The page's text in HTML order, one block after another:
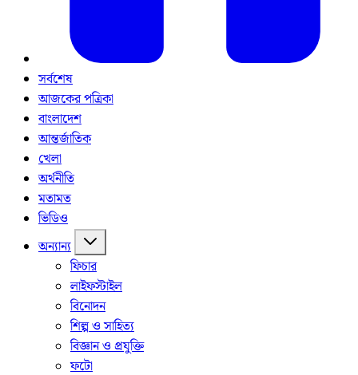
সর্বশেষ
আজকের পত্রিকা
বাংলাদেশ
আন্তর্জাতিক
খেলা
অর্থনীতি
মতামত
ভিডিও
অন্যান্য
ফিচার
লাইফস্টাইল
বিনোদন
শিল্প ও সাহিত্য
বিজ্ঞান ও প্রযুক্তি
ফটো